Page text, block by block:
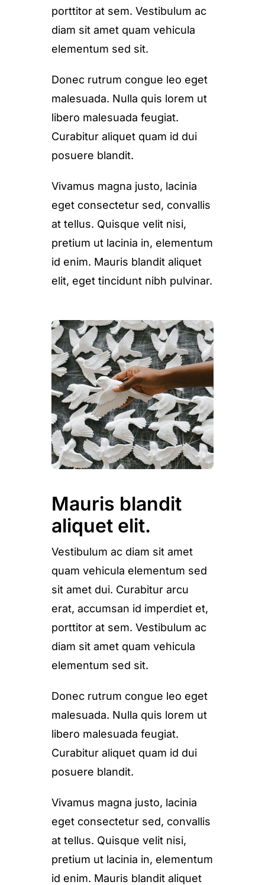
porttitor at sem. Vestibulum ac
diam sit amet quam vehicula
elementum sed sit.
Donec rutrum congue leo eget
malesuada. Nulla quis lorem ut
libero malesuada feugiat.
Curabitur aliquet quam id dui
posuere blandit.
Vivamus magna justo, lacinia
eget consectetur sed, convallis
at tellus. Quisque velit nisi,
pretium ut lacinia in, elementum
id enim. Mauris blandit aliquet
elit, eget tincidunt nibh pulvinar.
Mauris blandit
aliquet elit.
Vestibulum ac diam sit amet
quam vehicula elementum sed
sit amet dui. Curabitur arcu
erat, accumsan id imperdiet et,
porttitor at sem. Vestibulum ac
diam sit amet quam vehicula
elementum sed sit.
Donec rutrum congue leo eget
malesuada. Nulla quis lorem ut
libero malesuada feugiat.
Curabitur aliquet quam id dui
posuere blandit.
Vivamus magna justo, lacinia
eget consectetur sed, convallis
at tellus. Quisque velit nisi,
pretium ut lacinia in, elementum
id enim. Mauris blandit aliquet